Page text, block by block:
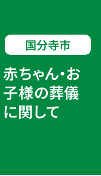
国分寺市
赤ちゃん・お
子様の葬儀
に関して